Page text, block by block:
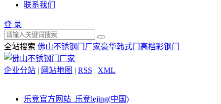
联系我们
登 录
全站搜索 佛山不锈钢门厂家豪华韩式门 高档彩钢门
企业分站 | 网站地图 | RSS | XML
乐竞官方网站_乐竞lejing(中国)